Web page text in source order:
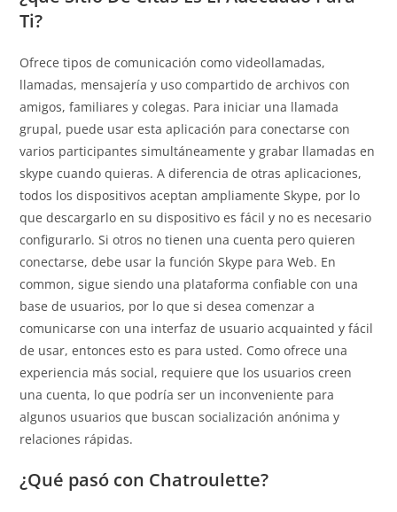
Ti?
Ofrece tipos de comunicación como videollamadas,
llamadas, mensajería y uso compartido de archivos con
amigos, familiares y colegas. Para iniciar una llamada
grupal, puede usar esta aplicación para conectarse con
varios participantes simultáneamente y grabar llamadas en
skype cuando quieras. A diferencia de otras aplicaciones,
todos los dispositivos aceptan ampliamente Skype, por lo
que descargarlo en su dispositivo es fácil y no es necesario
configurarlo. Si otros no tienen una cuenta pero quieren
conectarse, debe usar la función Skype para Web. En
common, sigue siendo una plataforma confiable con una
base de usuarios, por lo que si desea comenzar a
comunicarse con una interfaz de usuario acquainted y fácil
de usar, entonces esto es para usted. Como ofrece una
experiencia más social, requiere que los usuarios creen
una cuenta, lo que podría ser un inconveniente para
algunos usuarios que buscan socialización anónima y
relaciones rápidas.
¿Qué pasó con Chatroulette?